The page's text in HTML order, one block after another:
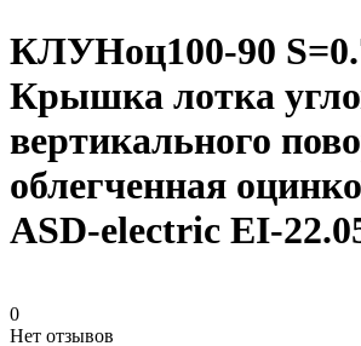
КЛУНоц100-90
Крышка лотка
вертикального
облегченная
ASD-electric EI-
0
Нет отзывов